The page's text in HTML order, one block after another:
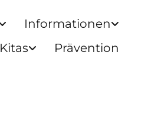
Informationen
Kitas Prävention